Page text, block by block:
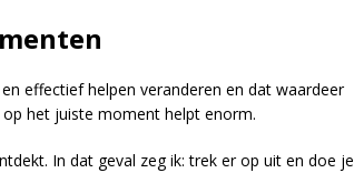
effectief helpen veranderen en dat waardeer
het juiste moment helpt enorm.
In dat geval zeg ik: trek er op uit en doe je